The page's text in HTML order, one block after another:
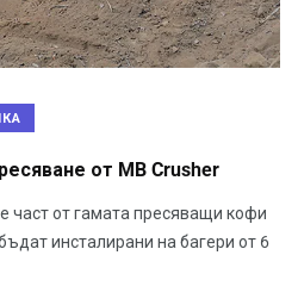
от MB Crusher
част от гамата пресяващи кофи
инсталирани на багери от 6